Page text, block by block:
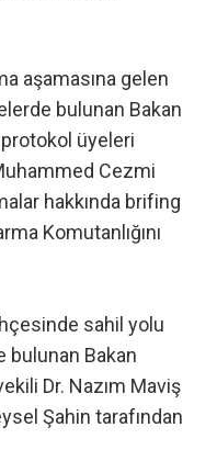
aşamasına gelen
bulunan Bakan
üyeleri
Cezmi
hakkında brifing
Komutanlığını
sahil yolu
Bakan
Dr. Nazım Maviş
Şahin tarafından